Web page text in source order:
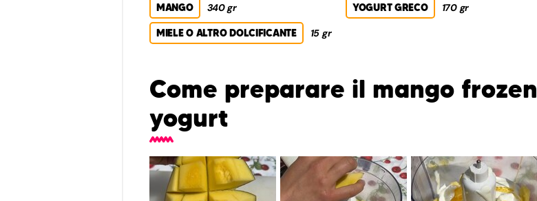
MANGO 340 gr YOGURT GRECO 170 gr
MIELE O ALTRO DOLCIFICANTE 15 gr
Come preparare il mango frozen
yogurt